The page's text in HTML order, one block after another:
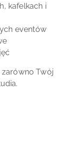
kafelkach i
eventów
zarówno Twój